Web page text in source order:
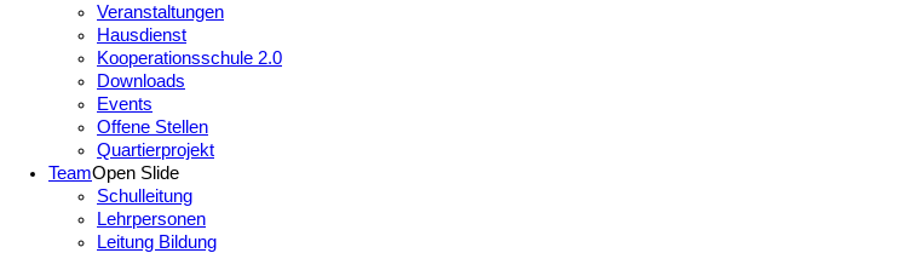
Veranstaltungen
Hausdienst
Kooperationsschule 2.0
Downloads
Events
Offene Stellen
Quartierprojekt
TeamOpen Slide
Schulleitung
Lehrpersonen
Leitung Bildung